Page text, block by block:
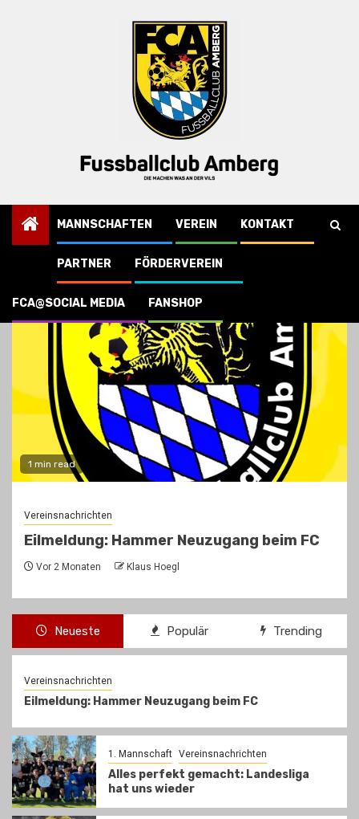
MANNSCHAFTEN VEREIN KONTAKT
PARTNER FÖRDERVEREIN
FCA@SOCIAL MEDIA FANSHOP
1 min read
Vereinsnachrichten
Eilmeldung: Hammer Neuzugang beim FC
Vor 2 Monaten Klaus Hoegl
Neueste Populär Trending
Vereinsnachrichten
Eilmeldung: Hammer Neuzugang beim FC
1. Mannschaft Vereinsnachrichten
Alles perfekt gemacht: Landesliga
hat uns wieder